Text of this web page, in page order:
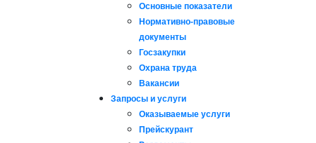
Основные показатели
Нормативно-правовые
документы
Госзакупки
Охрана труда
Вакансии
Запросы и услуги
Оказываемые услуги
Прейскурант